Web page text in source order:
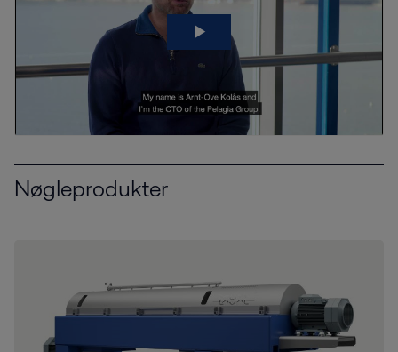
Nøgleprodukter